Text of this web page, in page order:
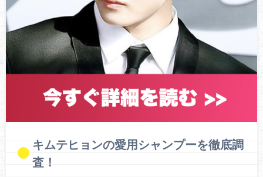
キムテヒョンの愛用シャンプーを徹底調
査！